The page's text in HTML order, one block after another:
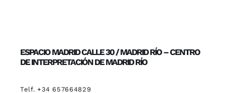
ESPACIO MADRID CALLE 30 / MADRID RÍO – CENTRO
DE INTERPRETACIÓN DE MADRID RÍO
Telf. +34 657664829